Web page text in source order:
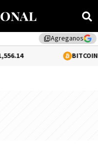
library_addAgreganos
-0.06%